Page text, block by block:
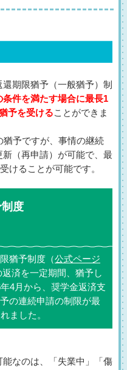
期限猶予（一般猶予）制
条件を満たす場合に最長1
予を受けることができま
猶予ですが、事情の継続
（再申請）が可能で、最
けることが可能です。
度
猶予制度（公式ページ
済を一定期間、猶予し
4月から、奨学金返済支
の連続申請の制限が最
ました。
なのは、「失業中」「傷